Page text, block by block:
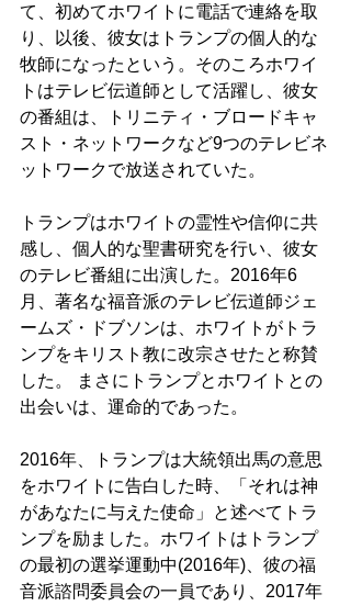
て、初めてホワイトに電話で連絡を取
り、以後、彼女はトランプの個人的な
牧師になったという。そのころホワイ
トはテレビ伝道師として活躍し、彼女
の番組は、トリニティ・ブロードキャ
スト・ネットワークなど9つのテレビネ
ットワークで放送されていた。
トランプはホワイトの霊性や信仰に共
感し、個人的な聖書研究を行い、彼女
のテレビ番組に出演した。2016年6
月、著名な福音派のテレビ伝道師ジェ
ームズ・ドブソンは、ホワイトがトラ
ンプをキリスト教に改宗させたと称賛
した。 まさにトランプとホワイトとの
出会いは、運命的であった。
2016年、トランプは大統領出馬の意思
をホワイトに告白した時、「それは神
があなたに与えた使命」と述べてトラ
ンプを励ました。ホワイトはトランプ
の最初の選挙運動中(2016年)、彼の福
音派諮問委員会の一員であり、2017年